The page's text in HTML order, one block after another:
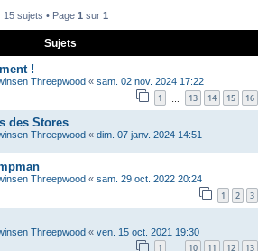
15 sujets • Page 1 sur 1
Sujets
!
Threepwood « sam. 02 nov. 2024 17:22
1 13 14 15 16
des Stores
Threepwood « dim. 07 janv. 2024 14:51
Threepwood « sam. 29 oct. 2022 20:24
1 2 3
Threepwood « ven. 15 oct. 2021 19:30
1 10 11 12 13